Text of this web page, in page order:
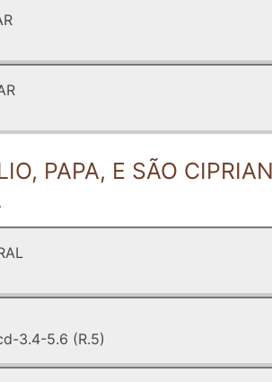
PAPA, E SÃO
3.4-5.6 (R.5)